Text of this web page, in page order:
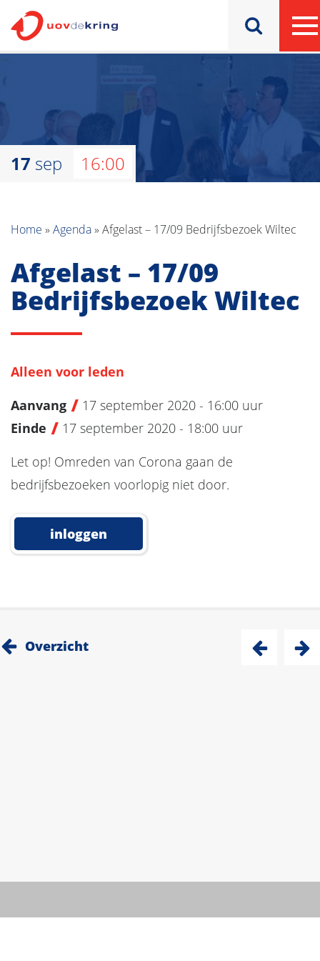
Home » Agenda» Afgelast – 17/09 Bedrijfsbezoek Wiltec
Afgelast – 17/09
Bedrijfsbezoek Wiltec
Alleen voor leden
17 sep 16:00
Aanvang
17 september 2020 - 16:00 uur
Einde
17 september 2020 - 18:00 uur
Let op! Omreden van Corona gaan de
bedrijfsbezoeken voorlopig niet door.
inloggen
Overzicht